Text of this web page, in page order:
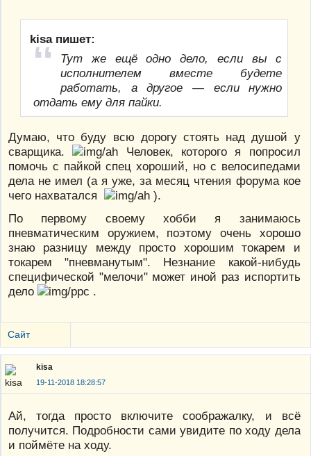
kisa пишет:
Тут же ещё одно дело, если вы с
исполнителем вместе будете
работать, а другое — если нужно
отдать ему для пайки.
Думаю, что буду всю дорогу стоять над душой у
сварщика.
Человек, которого я попросил
помочь с пайкой спец хороший, но с велосипедами
дела не имел (а я уже, за месяц чтения форума кое
чего нахватался
).
По первому своему хобби я занимаюсь
пневматическим оружием, поэтому очень хорошо
знаю разницу между просто хорошим токарем и
токарем "пневманутым". Незнание какой-нибудь
специфической "мелочи" может иной раз испортить
дело
.
Сайт
kisa
19-11-2018 18:28:57
Ай, тогда просто включите соображалку, и всё
получится. Подробности сами увидите по ходу дела
и поймёте на ходу.